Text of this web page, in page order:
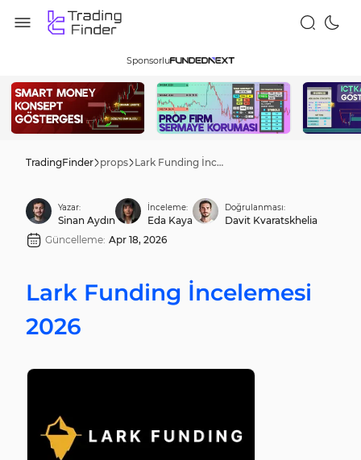
Sponsorlu
TradingFinder props Lark Funding İncelemesi 2026
Yazar:
Sinan Aydın
İnceleme:
Eda Kaya
Doğrulanması:
Davit Kvaratskhelia
Güncelleme: Apr 18, 2026
Lark Funding İncelemesi
2026